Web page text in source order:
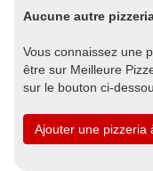
Aucune autre
Vous connaissez une
être sur Meilleure
sur le bouton ci-
Ajouter une pizzeria